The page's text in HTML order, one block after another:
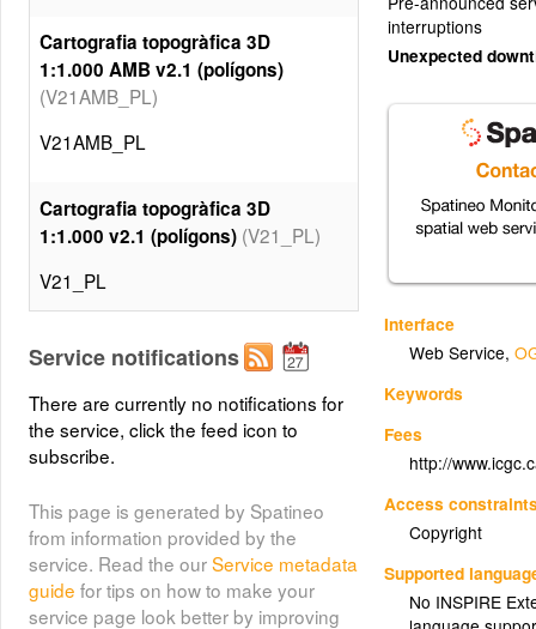
interruptions
Unexpected
Interface
Web Service,
Keywords
Fees
http://
Access
Copyright
Supported
No INSPIRE
Cartografia topogràfica 3D
1:1.000 AMB v2.1 (polígons)
(V21AMB_PL)
V21AMB_PL
Cartografia topogràfica 3D
1:1.000 v2.1 (polígons) (V21_PL)
V21_PL
Cartografia topogràfica 3D
1:1.000 BCN v2.2 (polígons)
(V22BCN_PL)
V22BCN_PL
Cartografia topogràfica 3D
1:1.000 AMB v2.2 (polígons)
(V22AMB_PL)
V22AMB_PL
Service notifications
There are currently no notifications for
the service, click the feed icon to
subscribe.
This page is generated by Spatineo
from information provided by the
service. Read the ourService metadata
guide for tips on how to make your
service page look better by improving